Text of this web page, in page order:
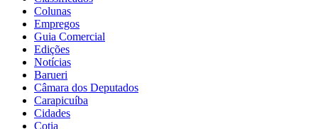
Colunas
Empregos
Guia Comercial
Edições
Notícias
Barueri
Câmara dos Deputados
Carapicuíba
Cidades
Cotia